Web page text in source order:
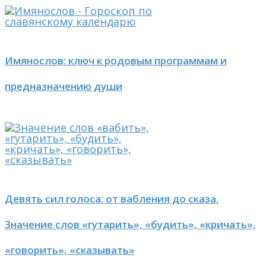
Имянослов: ключ к родовым программам и
предназначению души
Девять сил голоса: от вабления до сказа.
Значение слов «гутарить», «будить», «кричать»,
«говорить», «сказывать»